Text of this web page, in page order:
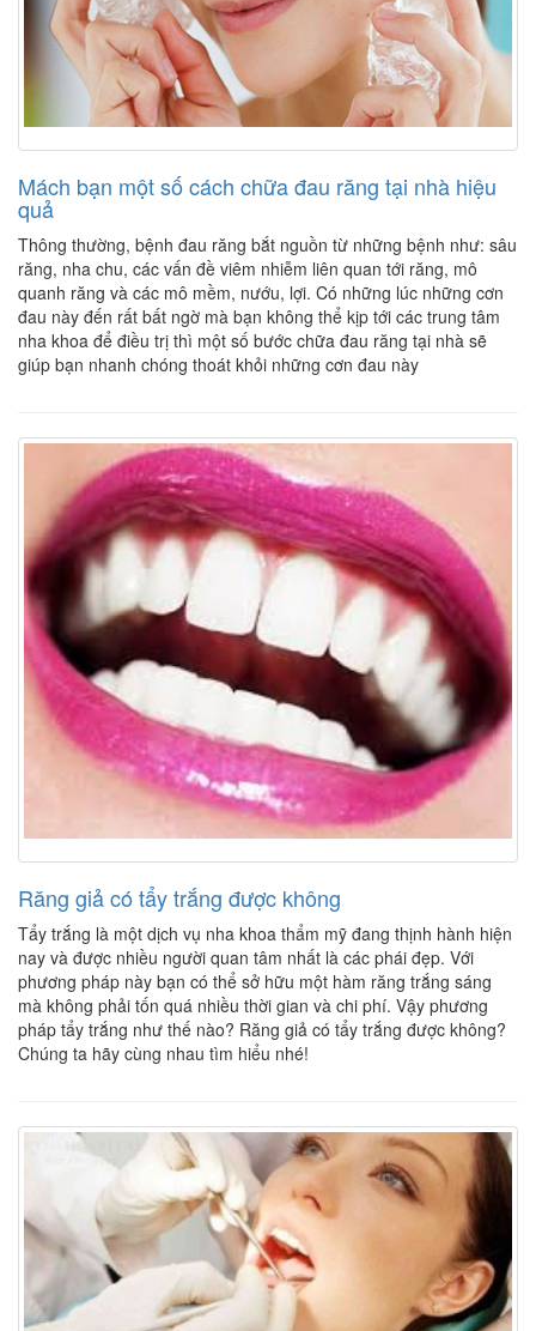
Mách bạn một số cách chữa đau răng tại nhà hiệu
quả
Thông thường, bệnh đau răng bắt nguồn từ những bệnh như: sâu
răng, nha chu, các vấn đề viêm nhiễm liên quan tới răng, mô
quanh răng và các mô mềm, nướu, lợi. Có những lúc những cơn
đau này đến rất bất ngờ mà bạn không thể kịp tới các trung tâm
nha khoa để điều trị thì một số bước chữa đau răng tại nhà sẽ
giúp bạn nhanh chóng thoát khỏi những cơn đau này
Răng giả có tẩy trắng được không
Tẩy trắng là một dịch vụ nha khoa thẩm mỹ đang thịnh hành hiện
nay và được nhiều người quan tâm nhất là các phái đẹp. Với
phương pháp này bạn có thể sở hữu một hàm răng trắng sáng
mà không phải tốn quá nhiều thời gian và chi phí. Vậy phương
pháp tẩy trắng như thế nào? Răng giả có tẩy trắng được không?
Chúng ta hãy cùng nhau tìm hiểu nhé!